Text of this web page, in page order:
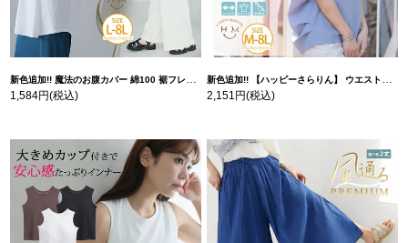
新色追加!! 魔法のお腹カバー 綿100 裾フレア Tシャツ | 大きいサイズの通販ならハッピーマリリン
1,584円(税込)
新色追加!! 【ハッピーさらりん】 ウエストタック入り スッキリ魅せ コクーントップス | 大きいサイズの通販ならハッピーマリリン
2,151円(税込)